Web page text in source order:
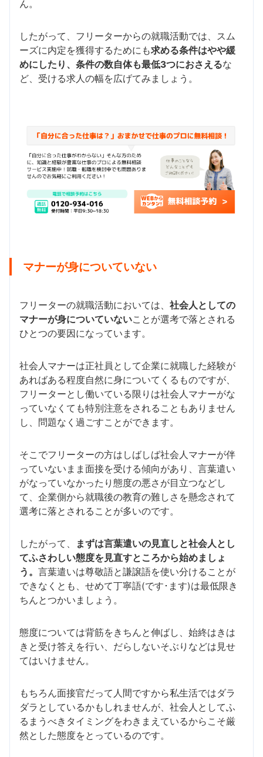
ん。
したがって、フリーターからの就職活動では、スム
ーズに内定を獲得するためにも求める条件はやや緩
めにしたり、条件の数自体も最低3つにおさえるな
ど、受ける求人の幅を広げてみましょう。
マナーが身についていない
フリーターの就職活動においては、 社会人としての
マナーが身についていないことが選考で落とされる
ひとつの要因になっています。
社会人マナーは正社員として企業に就職した経験が
あればある程度自然に身についてくるものですが、
フリーターとし働いている限りは社会人マナーがな
っていなくても特別注意をされることもありません
し、問題なく過ごすことができます。
そこでフリーターの方はしばしば社会人マナーが伴
っていないまま面接を受ける傾向があり、言葉遣い
がなっていなかったり態度の悪さが目立つなどし
て、企業側から就職後の教育の難しさを懸念されて
選考に落とされることが多いのです。
したがって、
まずは言葉遣いの見直しと社会人とし
てふさわしい態度を見直すところから始めましょ
う。 言葉遣いは尊敬語と謙譲語を使い分けることが
できなくとも、せめて丁寧語(です･ます)は最低限き
ちんとつかいましょう。
態度については背筋をきちんと伸ばし、始終はきは
きと受け答えを行い、だらしないそぶりなどは見せ
てはいけません。
もちろん面接官だって人間ですから私生活ではダラ
ダラとしているかもしれませんが、社会人としてふ
るまうべきタイミングをわきまえているからこそ厳
然とした態度をとっているのです。